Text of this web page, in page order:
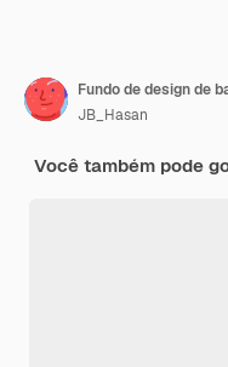
Fundo de design de
JB_Hasan
Você também pode